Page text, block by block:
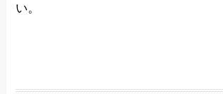
い。